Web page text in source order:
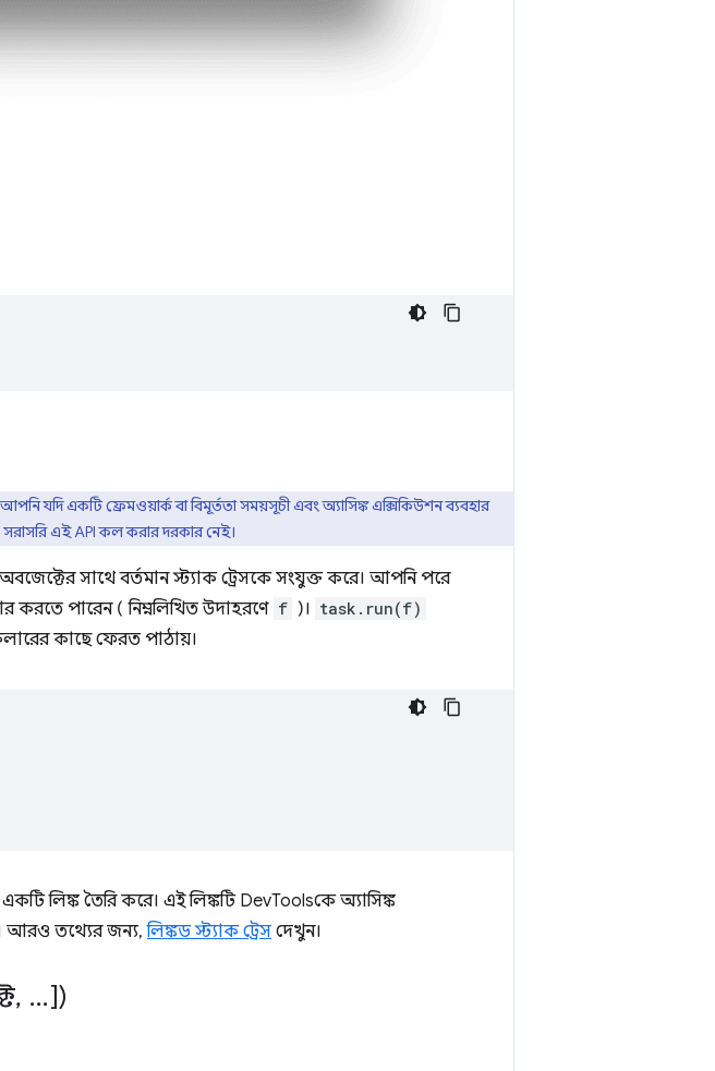
যদি একটি ফ্রেমওয়ার্ক বা বিমূর্ততা সময়সূচী এবং অ্যাসিঙ্ক এক্সিকিউশন ব্যবহার
এই API কল করার দরকার নেই।
অবজেক্টের সাথে বর্তমান স্ট্যাক ট্রেসকে সংযুক্ত করে। আপনি পরে
করতে পারেন ( নিম্নলিখিত উদাহরণে f )। task.run(f)
কলারের কাছে ফেরত পাঠায়।
লিঙ্ক তৈরি করে। এই লিঙ্কটি DevToolsকে অ্যাসিঙ্ক
আরও তথ্যের জন্য,লিঙ্কড স্ট্যাক ট্রেস দেখুন।
, ...])